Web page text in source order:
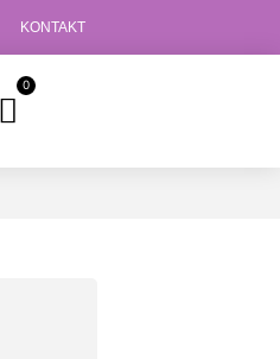
KONTAKT
0